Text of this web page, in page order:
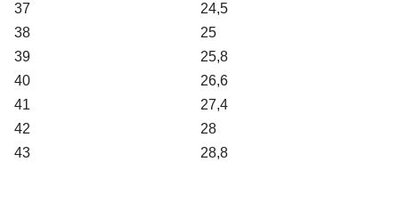
37
24,5
38
25
39
25,8
40
26,6
41
27,4
42
28
43
28,8